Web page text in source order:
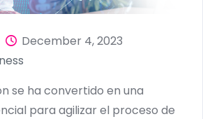
December 4, 2023
se ha convertido en una
para agilizar el proceso de